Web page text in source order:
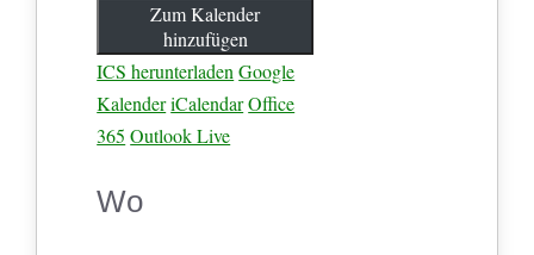
Zum Kalender
hinzufügen
ICS herunterladen Google
KalenderiCalendarOffice
365 Outlook Live
Wo